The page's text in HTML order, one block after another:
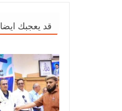
قد يعجبك ايضا